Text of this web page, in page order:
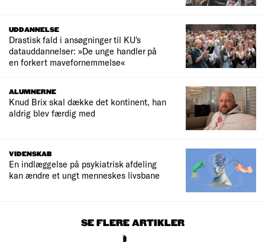
UDDANNELSE
Drastisk fald i ansøgninger til KU's
datauddannelser: »De unge handler på
en forkert mavefornemmelse«
ALUMNERNE
Knud Brix skal dække det kontinent, han
aldrig blev færdig med
VIDENSKAB
En indlæggelse på psykiatrisk afdeling
kan ændre et ungt menneskes livsbane
SE FLERE ARTIKLER